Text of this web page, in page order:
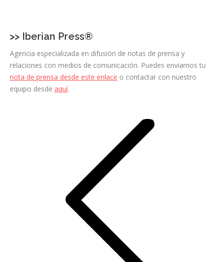
>> Iberian Press®
Agencia especializada en difusión de notas de prensa y
relaciones con medios de comunicación. Puedes enviarnos tu
nota de prensa desde este enlace o contactar con nuestro
equipo desde aquí.